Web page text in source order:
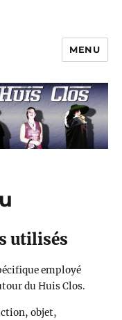
MENU
utilisés
employé
du Huis Clos.
objet,